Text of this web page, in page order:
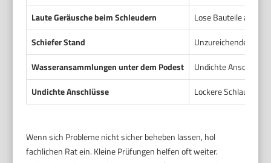
Laute Geräusche beim Schleudern
Lose Bauteile am
Schiefer Stand
Unzureichende oder
Wasseransammlungen unter dem Podest
Undichte
Undichte Anschlüsse
Lockere
Wenn sich Probleme nicht sicher beheben lassen, hol
fachlichen Rat ein. Kleine Prüfungen helfen oft weiter.